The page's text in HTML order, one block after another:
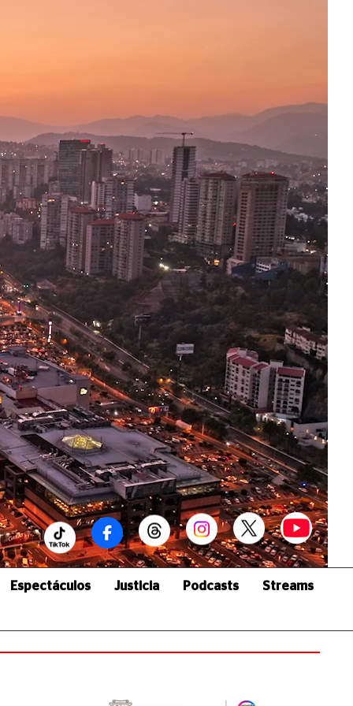
Espectáculos Justicia Podcasts Streams